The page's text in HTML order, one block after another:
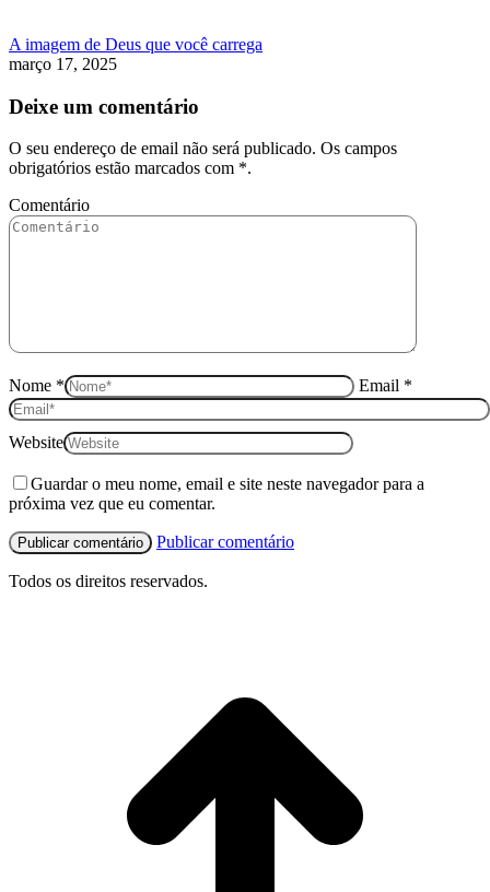
A imagem de Deus que você carrega
março 17, 2025
Deixe um comentário
O seu endereço de email não será publicado. Os campos
obrigatórios estão marcados com *.
Comentário
Nome * Email *
Website
Guardar o meu nome, email e site neste navegador para a
próxima vez que eu comentar.
Publicar comentário
Todos os direitos reservados.